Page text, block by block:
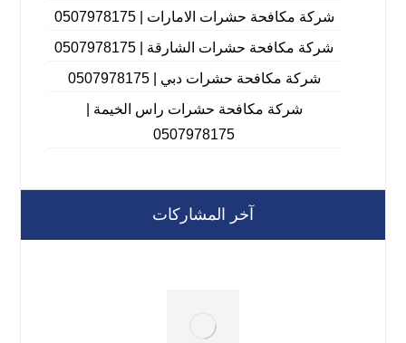
شركة مكافحة حشرات الامارات | 0507978175
شركة مكافحة حشرات الشارقة | 0507978175
شركة مكافحة حشرات دبي | 0507978175
شركة مكافحة حشرات راس الخيمة |
0507978175
آخر المشاركات